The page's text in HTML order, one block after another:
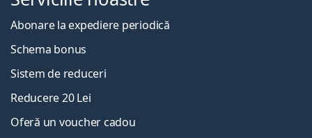
Abonare la expediere periodică
Schema bonus
Sistem de reduceri
Reducere 20 Lei
Oferă un voucher cadou